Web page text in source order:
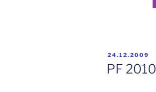
PUBLIKOVÁNO
24.12.2009
PF 2010